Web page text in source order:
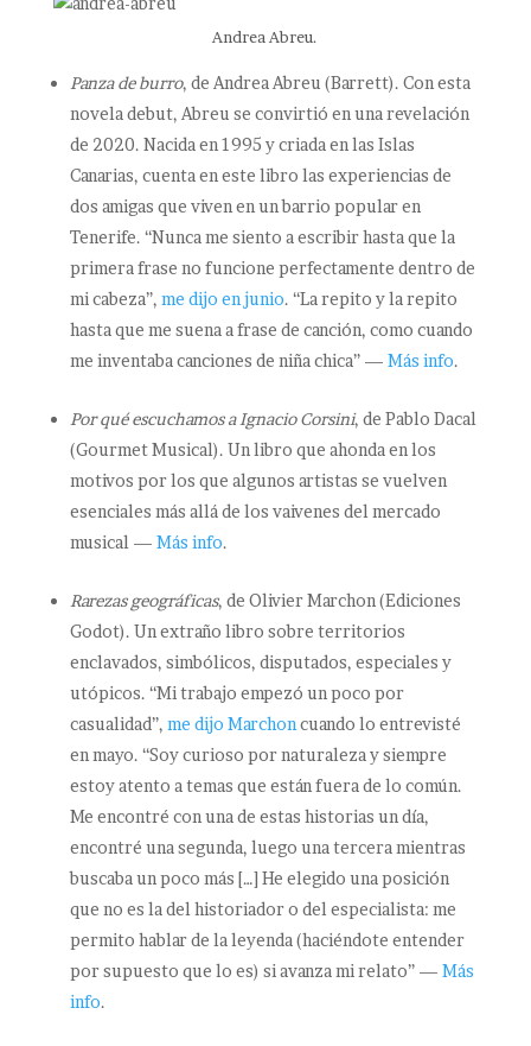
Andrea Abreu.
Panza de burro, de Andrea Abreu (Barrett). Con esta
novela debut, Abreu se convirtió en una revelación
de 2020. Nacida en 1995 y criada en las Islas
Canarias, cuenta en este libro las experiencias de
dos amigas que viven en un barrio popular en
Tenerife. “Nunca me siento a escribir hasta que la
primera frase no funcione perfectamente dentro de
mi cabeza”, me dijo en junio. “La repito y la repito
hasta que me suena a frase de canción, como cuando
me inventaba canciones de niña chica” — Más info.
Por qué escuchamos a Ignacio Corsini, de Pablo Dacal
(Gourmet Musical). Un libro que ahonda en los
motivos por los que algunos artistas se vuelven
esenciales más allá de los vaivenes del mercado
musical — Más info.
Rarezas geográficas, de Olivier Marchon (Ediciones
Godot). Un extraño libro sobre territorios
enclavados, simbólicos, disputados, especiales y
utópicos. “Mi trabajo empezó un poco por
casualidad”, me dijo Marchon cuando lo entrevisté
en mayo. “Soy curioso por naturaleza y siempre
estoy atento a temas que están fuera de lo común.
Me encontré con una de estas historias un día,
encontré una segunda, luego una tercera mientras
buscaba un poco más […] He elegido una posición
que no es la del historiador o del especialista: me
permito hablar de la leyenda (haciéndote entender
por supuesto que lo es) si avanza mi relato” — Más
info.